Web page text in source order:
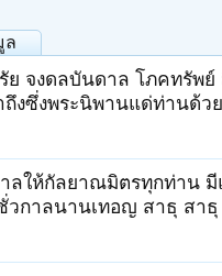
ล
จงดลบันดาล โภคทรัพ
ถึงซึ่งพระนิพานแด่ท่านด้
ลให้กัลยาณมิตรทุกท่าน
วกาลนานเทอญ สาธุ สา